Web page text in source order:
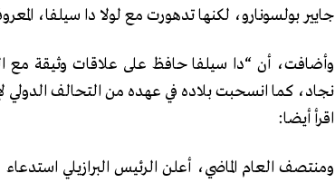
جايير بولسونارو، لكنها تدهورت مع لولا دا سيلفا،
وأضافت، أن “دا سيلفا حافظ على علاقات وثيقة مع
نجاد، كما انسحبت بلاده في عهده من التحالف الدولي
اقرأ أيضا:
ومنتصف العام الماضي، أعلن الرئيس البرازيلي